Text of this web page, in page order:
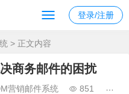
登录/注册
> 正文内容
商务邮件的困扰
营销邮件系统 851